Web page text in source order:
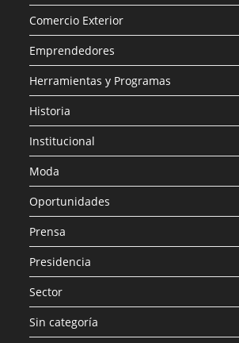
Comercio Exterior
Emprendedores
Herramientas y Programas
Historia
Institucional
Moda
Oportunidades
Prensa
Presidencia
Sector
Sin categoría